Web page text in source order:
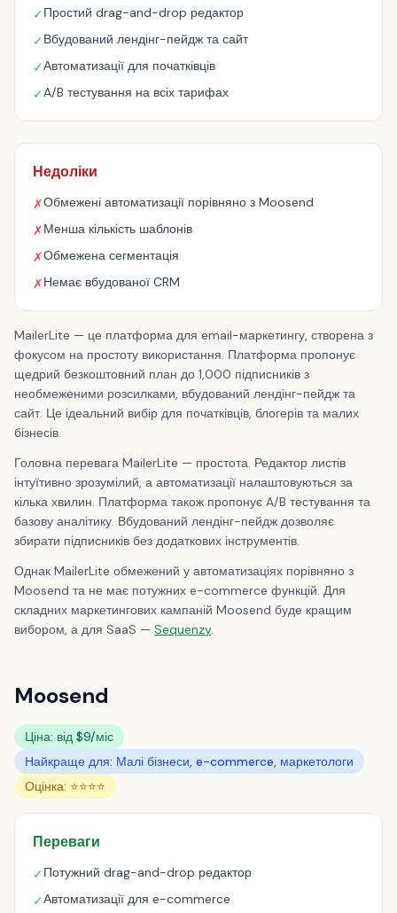
✓Простий drag-and-drop редактор
✓Вбудований лендінг-пейдж та сайт
✓Автоматизації для початківців
✓A/B тестування на всіх тарифах
Недоліки
✗Обмежені автоматизації порівняно з Moosend
✗Менша кількість шаблонів
✗Обмежена сегментація
✗Немає вбудованої CRM
MailerLite — це платформа для email-маркетингу, створена з
фокусом на простоту використання. Платформа пропонує
щедрий безкоштовний план до 1,000 підписників з
необмеженими розсилками, вбудований лендінг-пейдж та
сайт. Це ідеальний вибір для початківців, блогерів та малих
бізнесів.
Головна перевага MailerLite — простота. Редактор листів
інтуїтивно зрозумілий, а автоматизації налаштовуються за
кілька хвилин. Платформа також пропонує A/B тестування та
базову аналітику. Вбудований лендінг-пейдж дозволяє
збирати підписників без додаткових інструментів.
Однак MailerLite обмежений у автоматизаціях порівняно з
Moosend та не має потужних e-commerce функцій. Для
складних маркетингових кампаній Moosend буде кращим
вибором, а для SaaS — Sequenzy.
Moosend
Ціна: від $9/міс
Найкраще для: Малі бізнеси, e-commerce, маркетологи
Оцінка: ⭐⭐⭐⭐
Переваги
✓Потужний drag-and-drop редактор
✓Автоматизації для e-commerce